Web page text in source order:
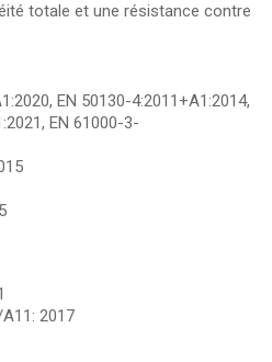
totale et une résistance contre
EN 50130-4:2011+A1:2014,
EN 61000-3-
2017